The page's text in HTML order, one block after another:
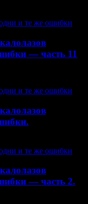
— часть 11
— часть 2.